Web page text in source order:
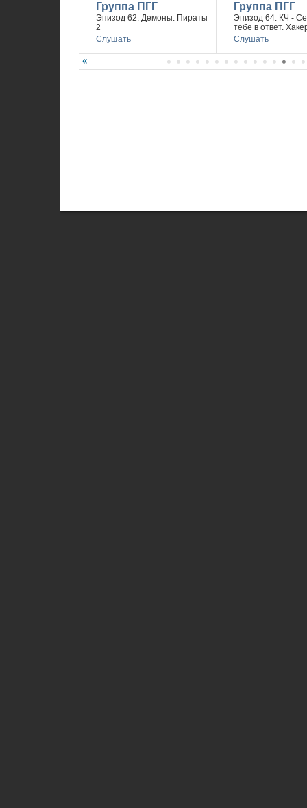
Группа ПГГ
Эпизод 62. Демоны. Пираты
2
Слушать
Группа ПГГ
Эпизод 64. КЧ -
тебе в ответ.
Слушать